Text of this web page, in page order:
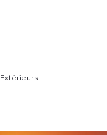
Extérieurs